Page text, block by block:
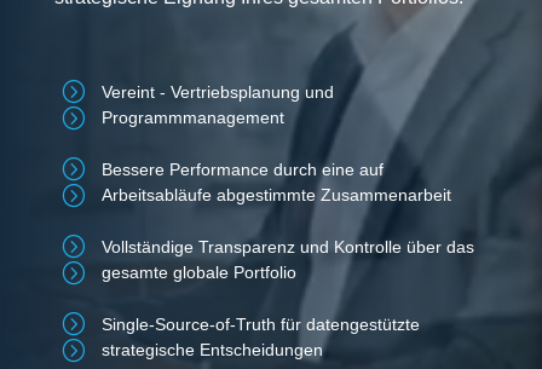
=
Vereint - Vertriebsplanung und
Programmmanagement
=
Bessere Performance durch eine auf
Arbeitsabläufe abgestimmte Zusammenarbeit
=
Vollständige Transparenz und Kontrolle über das
gesamte globale Portfolio
=
Single-Source-of-Truth für datengestützte
strategische Entscheidungen